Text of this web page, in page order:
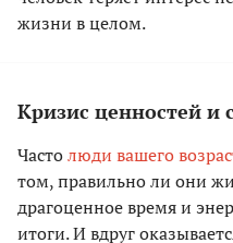
жизни в целом.
Кризис ценностей и
Частолюди вашего
том, правильно ли они
драгоценное время и
итоги. И вдруг